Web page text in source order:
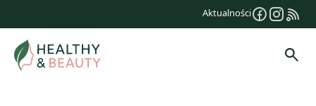
treści
Aktualności